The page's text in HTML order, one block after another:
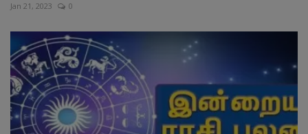
Jan 21, 2023 0